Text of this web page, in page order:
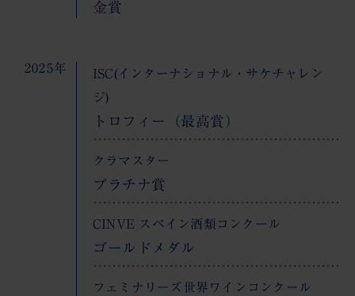
金賞
2025年
ISC(インターナショナル・サケチャレン
ジ)
トロフィー（最高賞）
クラマスター
プラチナ賞
CINVE スペイン酒類コンクール
ゴールドメダル
フェミナリーズ世界ワインコンクール